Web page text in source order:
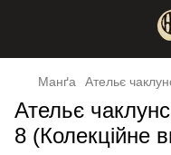
Манґа Ательє
Ательє
8 (Колекційне